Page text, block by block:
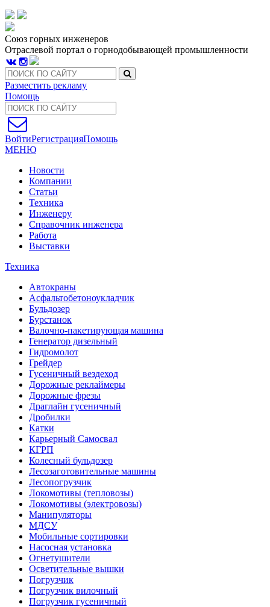
Союз горных инженеров
Отраслевой портал о горнодобывающей промышленности
Разместить рекламу
Помощь
ВойтиРегистрацияПомощь
МЕНЮ
Новости
Компании
Статьи
Техника
Инженеру
Справочник инженера
Работа
Выставки
Техника
Автокраны
Асфальтобетоноукладчик
Бульдозер
Бурстанок
Валочно-пакетирующая машина
Генератор дизельный
Гидромолот
Грейдер
Гусеничный вездеход
Дорожные реклаймеры
Дорожные фрезы
Драглайн гусеничный
Дробилки
Катки
Карьерный Самосвал
КГРП
Колесный бульдозер
Лесозаготовительные машины
Лесопогрузчик
Локомотивы (тепловозы)
Локомотивы (электровозы)
Манипуляторы
МДСУ
Мобильные сортировки
Насосная установка
Огнетушители
Осветительные вышки
Погрузчик
Погрузчик вилочный
Погрузчик гусеничный